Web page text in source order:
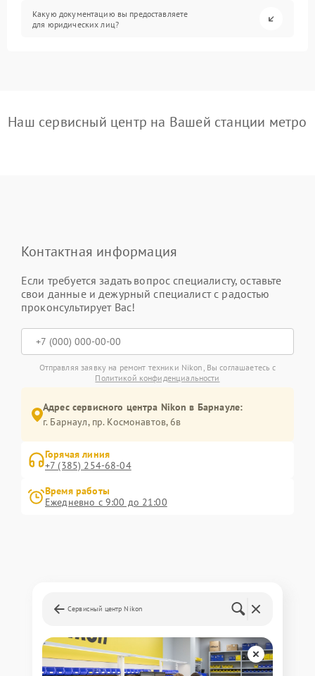
Какую документацию вы предоставляете
для юридических лиц?
Наш сервисный центр на Вашей станции метро
Контактная информация
Если требуется задать вопрос специалисту, оставьте
свои данные и дежурный специалист с радостью
проконсультирует Вас!
Отправляя заявку на ремонт техники Nikon, Вы соглашаетесь с
Политикой конфиденциальности
Адрес сервисного центра Nikon в Барнауле:
г. Барнаул, ​пр. Космонавтов, 6в
Горячая линия
+7 (385) 254-68-04
Время работы
Ежедневно с 9:00 до 21:00
Сервисный центр Nikon